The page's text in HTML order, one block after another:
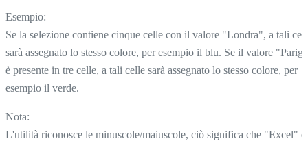
Esempio:
Se la selezione contiene cinque celle con il valore "Londra", a tali
sarà assegnato lo stesso colore, per esempio il blu. Se il valore
è presente in tre celle, a tali celle sarà assegnato lo stesso colore, per
esempio il verde.
Nota:
L'utilità riconosce le minuscole/maiuscole, ciò significa che "Excel"